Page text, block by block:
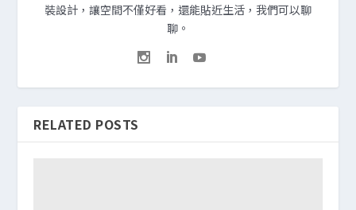
裝設計，讓空間不僅好看，還能貼近生活，我們可以聊
聊。
RELATED POSTS